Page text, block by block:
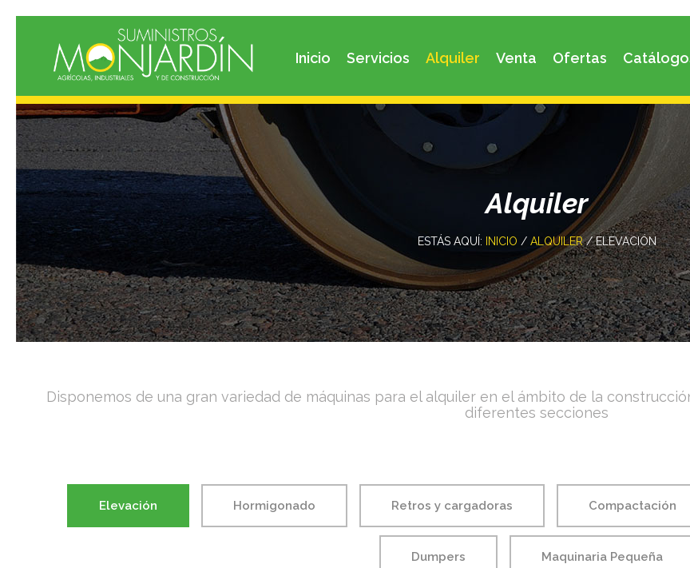
Inicio Servicios Alquiler Venta Ofertas
Alquiler
ESTÁS AQUÍ: INICIO / ALQUILER/ ELEVACIÓN
Disponemos de una gran variedad de máquinas para el alquiler en el ámbito de la
diferentes secciones
Elevación Hormigonado Retros y cargadoras Compactación
Dumpers Maquinaria Pequeña